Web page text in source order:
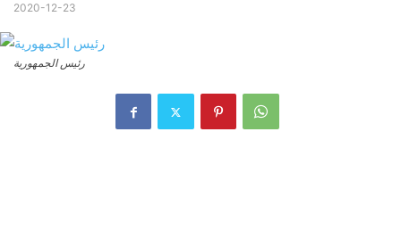
2020-12-23
رئيس الجمهورية